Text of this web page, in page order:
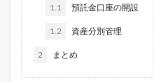
1.1 預託金口座の開設
1.2 資産分別管理
2 まとめ
ファンド型クラウドファンデ
ソーシャルレンディング
サービス一覧 インタビ
ファンド募集完了 登録